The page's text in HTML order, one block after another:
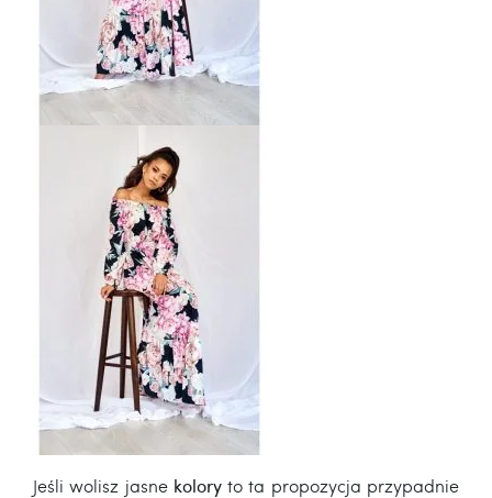
Jeśli wolisz jasnekoloryto ta propozycja przypadnie